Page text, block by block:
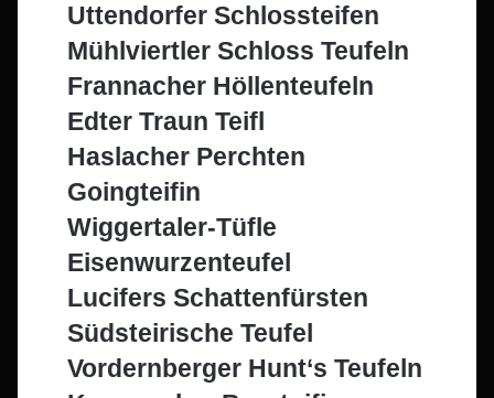
Uttendorfer Schlossteifen
Mühlviertler Schloss Teufeln
Frannacher Höllenteufeln
Edter Traun Teifl
Haslacher Perchten
Goingteifin
Wiggertaler-Tüfle
Eisenwurzenteufel
Lucifers Schattenfürsten
Südsteirische Teufel
Vordernberger Hunt‘s Teufeln